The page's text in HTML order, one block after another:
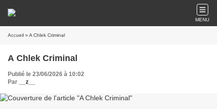
MENU
Accueil » A Chlek Criminal
A Chlek Criminal
Publié le 23/06/2026 à 10:02
Par
__z__